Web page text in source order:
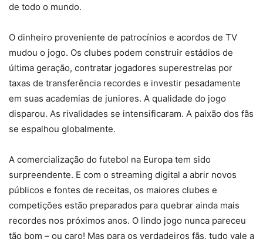
de todo o mundo.
O dinheiro proveniente de patrocínios e acordos de TV
mudou o jogo. Os clubes podem construir estádios de
última geração, contratar jogadores superestrelas por
taxas de transferência recordes e investir pesadamente
em suas academias de juniores. A qualidade do jogo
disparou. As rivalidades se intensificaram. A paixão dos fãs
se espalhou globalmente.
A comercialização do futebol na Europa tem sido
surpreendente. E com o streaming digital a abrir novos
públicos e fontes de receitas, os maiores clubes e
competições estão preparados para quebrar ainda mais
recordes nos próximos anos. O lindo jogo nunca pareceu
tão bom – ou caro! Mas para os verdadeiros fãs, tudo vale a